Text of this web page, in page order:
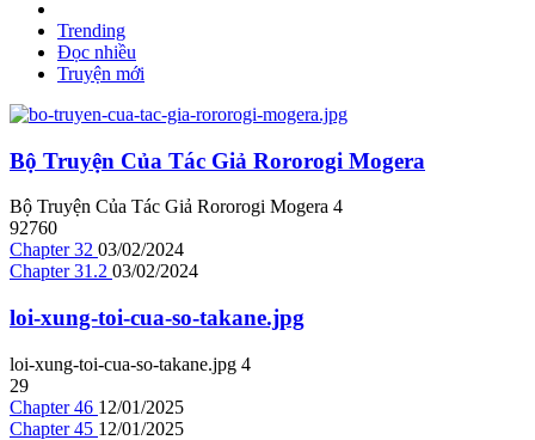
Trending
Đọc nhiều
Truyện mới
Bộ Truyện Của Tác Giả Rororogi Mogera
Bộ Truyện Của Tác Giả Rororogi Mogera 4
92760
Chapter 32 03/02/2024
Chapter 31.2 03/02/2024
loi-xung-toi-cua-so-takane.jpg
loi-xung-toi-cua-so-takane.jpg 4
29
Chapter 46 12/01/2025
Chapter 45 12/01/2025